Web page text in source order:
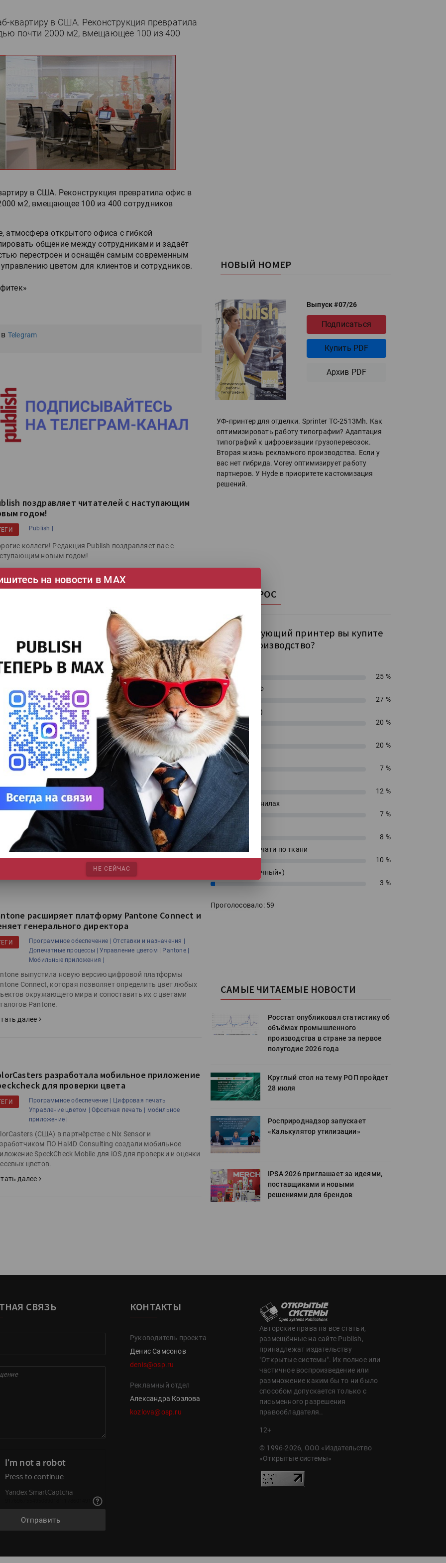
квартиру в США. Реконструкция превратила
почти 2000 м2, вмещающее 100 из 400
в США. Реконструкция превратила офис в
м2, вмещающее 100 из 400 сотрудников
атмосфера открытого офиса с гибкой
общение между сотрудниками и задаёт
перестроен и оснащён самым современным
цветом для клиентов и сотрудников.
Telegram
поздравляет читателей с наступающим
годом!
Publish |
коллеги! Редакция Publish поздравляет вас с
новым годом!
лучшие обложки года Publish
Конкурсы | Publish | итоги года |
сложившейся традиции, на странице Publish в FaceBook c
по 23 декабря проходило голосование за лучшую обложку,
для Publish в 2021 г.
далее
Live (выпуск 10/2021): «Cyan-огонёк:
эфир»
ТЕГИ Publish | Эксклюзив | Publish Live |
Publish подводит итоги 2021 года — 23 декабря в 16
мы проведём праздничный прямой эфир «Cyan-огонёк»
далее
расширяет платформу Pantone Connect и
генерального директора
Программное обеспечение | Отставки и назначения |
Допечатные процессы | Управление цветом | Pantone |
Мобильные приложения |
выпустила новую версию цифровой платформы
Connect, которая позволяет определить цвет любых
окружающего мира и сопоставить их с цветами
Pantone.
далее
разработала мобильное приложение
для проверки цвета
Программное обеспечение | Цифровая печать |
Управление цветом | Офсетная печать | мобильное
приложение |
(США) в партнёрстве с Nix Sensor и
ПО Hal4D Consulting создали мобильное
SpeckCheck Mobile для iOS для проверки и оценки
цветов.
далее
НОВЫЙ НОМЕР
Выпуск #07/26
Подписаться
Купить PDF
Архив PDF
УФ-принтер для отделки. Sprinter ТС-2513Mh. Как
оптимизировать работу типографии? Адаптация
типографий к цифровизации грузоперевозок.
Вторая жизнь рекламного производства. Если у
вас нет гибрида. Vorey оптимизирует работу
партнеров. У Hyde в приоритете кастомизация
решений.
НАШ ОПРОС
Какой следующий принтер вы купите
себе на производство?
Широкий УФ
25%
25 %
Сувенирный УФ
27%
27 %
ДТФ (текстиль)
20%
20 %
УФ ДТФ
20%
20 %
Латекс
7%
7 %
Экосольвент
12%
12 %
На водных чернилах
7%
7 %
Сублимацию
8 %
Для прямой печати по ткани
10 %
ДТГ («футболочный»)
3% 3 %
Проголосовало: 59
САМЫЕ ЧИТАЕМЫЕ НОВОСТИ
об
Круглый стол на тему РОП пройдет
28 июля
«Калькулятор утилизации»
Росстат опубликовал статистику об
объёмах промышленного
производства в стране за первое
полугодие 2026 года
Круглый стол на тему РОП пройдет
28 июля
Росприроднадзор запускает
«Калькулятор утилизации»
IPSA 2026 приглашает за идеями,
поставщиками и новыми
решениями для брендов
СВЯЗЬ
Отправить
КОНТАКТЫ
Руководитель проекта
Денис Самсонов
denis@osp.ru
Рекламный отдел
Александра Козлова
kozlova@osp.ru
Авторские права на все статьи,
размещённые на сайте Publish,
принадлежат издательству
"Открытые системы". Их полное или
частичное воспроизведение или
размножение каким бы то ни было
способом допускается только с
письменного разрешения
правообладателя..
12+
© 1996-2026, ООО «Издательство
«Открытые системы»
на новости в МАХ
НЕ СЕЙЧАС